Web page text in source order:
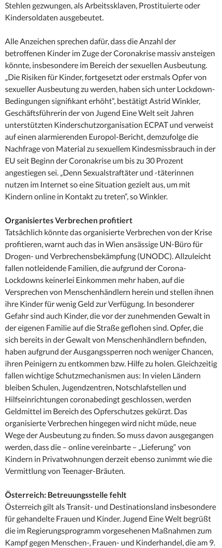
Stehlen gezwungen, als Arbeitssklaven, Prostituierte oder
Kindersoldaten ausgebeutet.
Alle Anzeichen sprechen dafür, dass die Anzahl der
betroffenen Kinder im Zuge der Coronakrise massiv ansteigen
könnte, insbesondere im Bereich der sexuellen Ausbeutung.
„Die Risiken für Kinder, fortgesetzt oder erstmals Opfer von
sexueller Ausbeutung zu werden, haben sich unter Lockdown-
Bedingungen signifikant erhöht“, bestätigt Astrid Winkler,
Geschäftsführerin der von Jugend Eine Welt seit Jahren
unterstützten Kinderschutzorganisation ECPAT und verweist
auf einen alarmierenden Europol-Bericht, demzufolge die
Nachfrage von Material zu sexuellem Kindesmissbrauch in der
EU seit Beginn der Coronakrise um bis zu 30 Prozent
angestiegen sei. „Denn Sexualstraftäter und -täterinnen
nutzen im Internet so eine Situation gezielt aus, um mit
Kindern online in Kontakt zu treten“, so Winkler.
Organisiertes Verbrechen profitiert
Tatsächlich könnte das organisierte Verbrechen von der Krise
profitieren, warnt auch das in Wien ansässige UN-Büro für
Drogen- und Verbrechensbekämpfung (UNODC). Allzuleicht
fallen notleidende Familien, die aufgrund der Corona-
Lockdowns keinerlei Einkommen mehr haben, auf die
Versprechen von Menschenhändlern herein und stellen ihnen
ihre Kinder für wenig Geld zur Verfügung. In besonderer
Gefahr sind auch Kinder, die vor der zunehmenden Gewalt in
der eigenen Familie auf die Straße geflohen sind. Opfer, die
sich bereits in der Gewalt von Menschenhändlern befinden,
haben aufgrund der Ausgangssperren noch weniger Chancen,
ihren Peinigern zu entkommen bzw. Hilfe zu holen. Gleichzeitig
fallen wichtige Schutzmechanismen aus: In vielen Ländern
bleiben Schulen, Jugendzentren, Notschlafstellen und
Hilfseinrichtungen coronabedingt geschlossen, werden
Geldmittel im Bereich des Opferschutzes gekürzt. Das
organisierte Verbrechen hingegen wird nicht müde, neue
Wege der Ausbeutung zu finden. So muss davon ausgegangen
werden, dass die – online vereinbarte – „Lieferung“ von
Kindern in Privatwohnungen derzeit ebenso zunimmt wie die
Vermittlung von Teenager-Bräuten.
Österreich: Betreuungsstelle fehlt
Österreich gilt als Transit- und Destinationsland insbesondere
für gehandelte Frauen und Kinder. Jugend Eine Welt begrüßt
die im Regierungsprogramm vorgesehenen Maßnahmen zum
Kampf gegen Menschen-, Frauen- und Kinderhandel, die am 9.